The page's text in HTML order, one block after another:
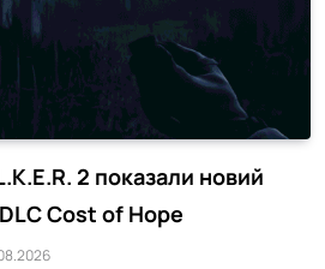
2 показали новий
Cost of Hope